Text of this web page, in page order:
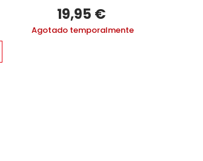
19,95 €
Agotado temporalmente